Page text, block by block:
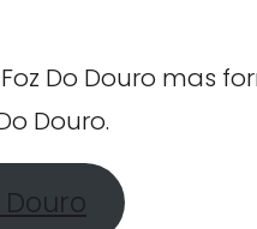
Do Douro mas
Douro.